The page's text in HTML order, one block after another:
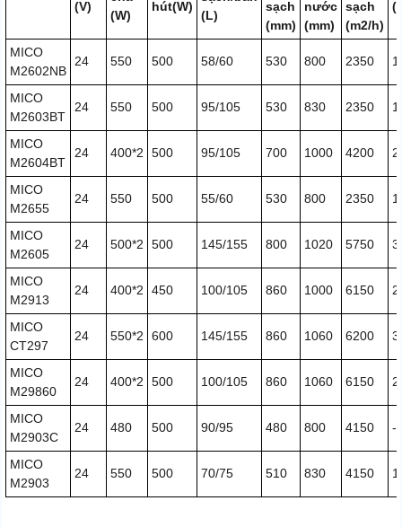
(V)
(W)
hút(W)
(L)
sạch
(mm)
nước
(mm)
sạch
(m2/h)
MICO
M2602NB
24 550 500 58/60 530 800 2350
MICO
M2603BT
24 550 500 95/105 530 830 2350
MICO
M2604BT
24 400*2 500 95/105 700 1000 4200
MICO
M2655
24 550 500 55/60 530 800 2350
MICO
M2605
24 500*2 500 145/155 800 1020 5750
MICO
M2913
24 400*2 450 100/105 860 1000 6150
MICO
CT297
24 550*2 600 145/155 860 1060 6200
MICO
M29860
24 400*2 500 100/105 860 1060 6150
MICO
M2903C
24 480 500 90/95 480 800 4150 -
MICO
M2903
24 550 500 70/75 510 830 4150